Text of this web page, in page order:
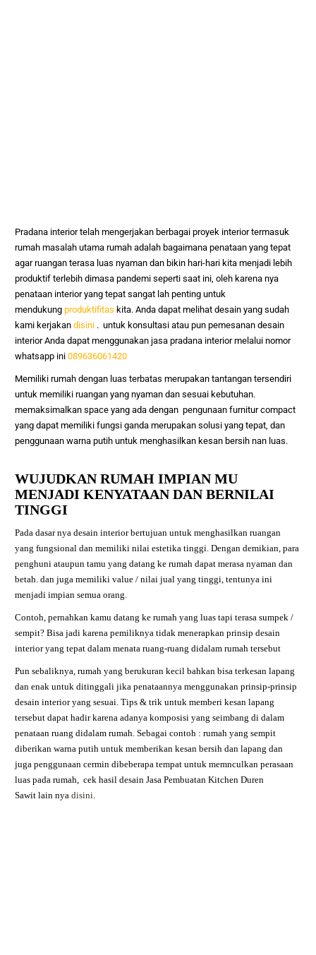
Pradana interior telah mengerjakan berbagai proyek interior termasuk
rumah masalah utama rumah adalah bagaimana penataan yang tepat
agar ruangan terasa luas nyaman dan bikin hari-hari kita menjadi lebih
produktif terlebih dimasa pandemi seperti saat ini, oleh karena nya
penataan interior yang tepat sangat lah penting untuk
mendukungproduktifitas kita. Anda dapat melihat desain yang sudah
kami kerjakandisini . untuk konsultasi atau pun pemesanan desain
interior Anda dapat menggunakan jasa pradana interior melalui nomor
whatsapp ini089636061420
Memiliki rumah dengan luas terbatas merupakan tantangan tersendiri
untuk memiliki ruangan yang nyaman dan sesuai kebutuhan.
memaksimalkan space yang ada dengan pengunaan furnitur compact
yang dapat memiliki fungsi ganda merupakan solusi yang tepat, dan
penggunaan warna putih untuk menghasilkan kesan bersih nan luas.
WUJUDKAN RUMAH IMPIAN MU
MENJADI KENYATAAN DAN BERNILAI
TINGGI
Pada dasar nya desain interior bertujuan untuk menghasilkan ruangan
yang fungsional dan memiliki nilai estetika tinggi. Dengan demikian, para
penghuni ataupun tamu yang datang ke rumah dapat merasa nyaman dan
betah. dan juga memiliki value / nilai jual yang tinggi, tentunya ini
menjadi impian semua orang.
Contoh, pernahkan kamu datang ke rumah yang luas tapi terasa sumpek /
sempit? Bisa jadi karena pemiliknya tidak menerapkan prinsip desain
interior yang tepat dalam menata ruang-ruang didalam rumah tersebut
Pun sebaliknya, rumah yang berukuran kecil bahkan bisa terkesan lapang
dan enak untuk ditinggali jika penataannya menggunakan prinsip-prinsip
desain interior yang sesuai. Tips & trik untuk memberi kesan lapang
tersebut dapat hadir karena adanya komposisi yang seimbang di dalam
penataan ruang didalam rumah. Sebagai contoh : rumah yang sempit
diberikan warna putih untuk memberikan kesan bersih dan lapang dan
juga penggunaan cermin dibeberapa tempat untuk memnculkan perasaan
luas pada rumah, cek hasil desainJasa Pembuatan KitchenDuren
Sawitlain nyadisini.